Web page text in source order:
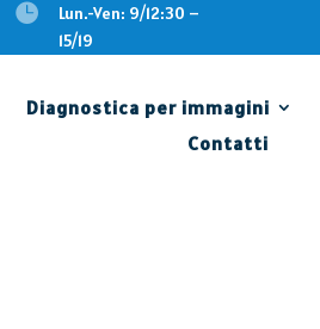

Lun.-Ven: 9/12:30 –
15/19
Diagnostica per immagini
Contatti